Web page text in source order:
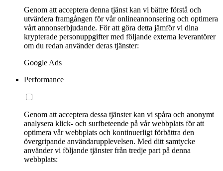
Genom att acceptera denna tjänst kan vi bättre förstå och
utvärdera framgången för vår onlineannonsering och optimera
vårt annonserbjudande. För att göra detta jämför vi dina
krypterade personuppgifter med följande externa leverantörer
om du redan använder deras tjänster:
Google Ads
Performance
Genom att acceptera dessa tjänster kan vi spåra och anonymt
analysera klick- och surfbeteende på vår webbplats för att
optimera vår webbplats och kontinuerligt förbättra den
övergripande användarupplevelsen. Med ditt samtycke
använder vi följande tjänster från tredje part på denna
webbplats: